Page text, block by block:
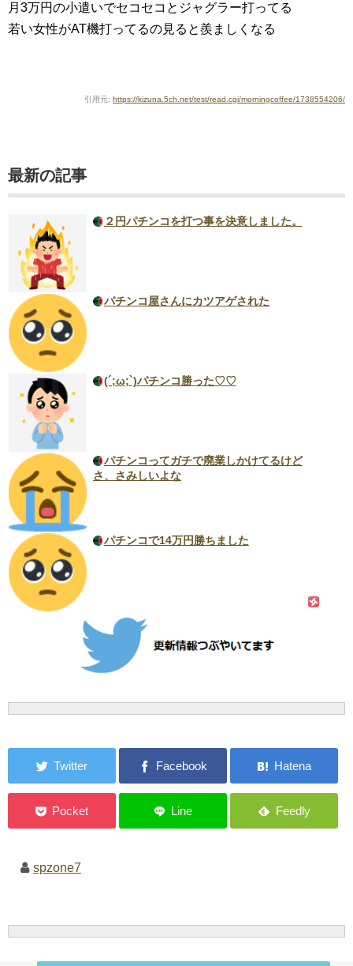
月3万円の小遣いでセコセコとジャグラー打ってる
若い女性がAT機打ってるの見ると羨ましくなる
引用元: https://kizuna.5ch.net/test/read.cgi/morningcoffee/1738554206/
最新の記事
２円パチンコを打つ事を決意しました。
パチンコ屋さんにカツアゲされた
(´;ω;`)パチンコ勝った♡♡
パチンコってガチで廃業しかけてるけど
さ、さみしいよな
パチンコで14万円勝ちました
spzone7